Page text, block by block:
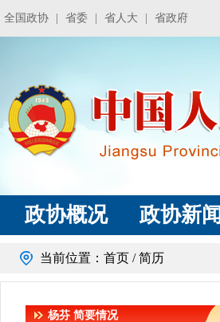
全国政协 省委 省人大 省政府
政协概况 政协新闻
当前位置： 首页 / 简历
杨芬 简要情况